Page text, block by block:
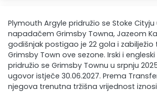
Plymouth Argyle pridružio se Stoke
napadačem Grimsby Towna, Jazeom
godišnjak postigao je 22 gola i zabilježio
Grimsby Town ove sezone. Irski i
pridružio se Grimsby Townu u srpnju
ugovor istječe 30.06.2027. Prema
njegova trenutna tržišna vrijednost iznosi